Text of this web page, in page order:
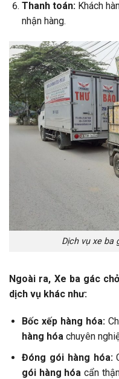
Thanh toán:Khách
nhận hàng.
Dịch vụ xe ba
Ngoài ra, Xe ba gác
dịch vụ khác như:
Bốc xếp hàng hóa:
hàng hóachuyên
Đóng gói hàng hóa:
gói hàng hóa cẩn